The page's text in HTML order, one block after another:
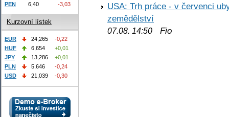
USA: Trh práce - v červenci
zemědělství
07.08. 14:50 Fio
PEN
6,40 -3,03
Kurzovní lístek
EUR 24,265
-0,22
HUF
6,654
+0,01
JPY
13,286
+0,01
PLN
5,646
-0,24
USD
21,039 -0,30